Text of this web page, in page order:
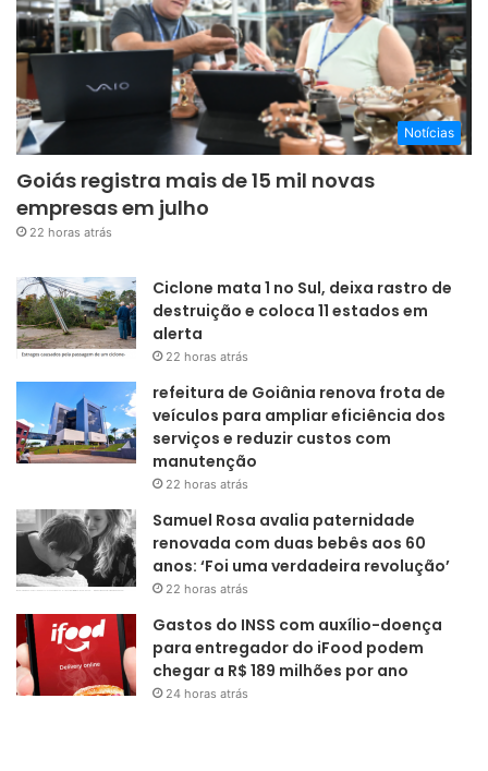
Notícias
Goiás registra mais de 15 mil novas
empresas em julho
22 horas atrás
Ciclone mata 1 no Sul, deixa rastro de
destruição e coloca 11 estados em
alerta
22 horas atrás
refeitura de Goiânia renova frota de
veículos para ampliar eficiência dos
serviços e reduzir custos com
manutenção
22 horas atrás
Samuel Rosa avalia paternidade
renovada com duas bebês aos 60
anos: ‘Foi uma verdadeira revolução’
22 horas atrás
Gastos do INSS com auxílio-doença
para entregador do iFood podem
chegar a R$ 189 milhões por ano
24 horas atrás